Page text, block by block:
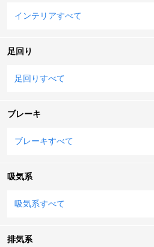
インテリアすべて
足回り
足回りすべて
ブレーキ
ブレーキすべて
吸気系
吸気系すべて
排気系